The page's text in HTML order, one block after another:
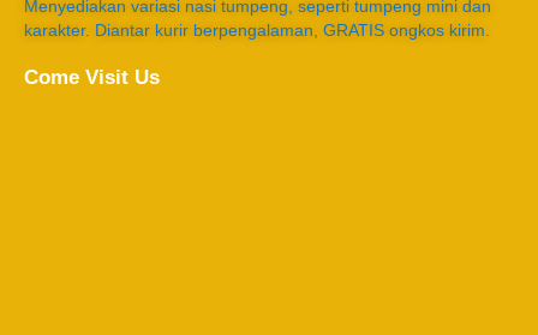
Menyediakan variasi nasi tumpeng, seperti tumpeng mini dan
karakter. Diantar kurir berpengalaman, GRATIS ongkos kirim.
Come Visit Us